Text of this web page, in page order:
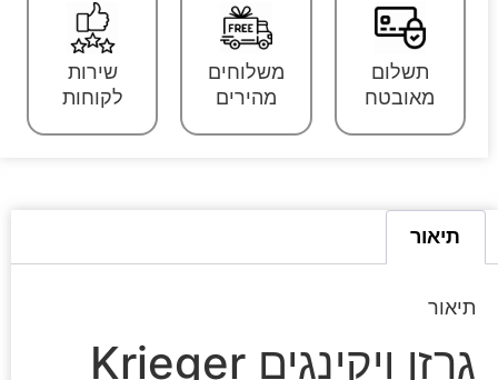
תשלום
מאובטח
משלוחים
מהירים
שירות
לקוחות
תיאור
תיאור
גרזן ויקינגים Krieger